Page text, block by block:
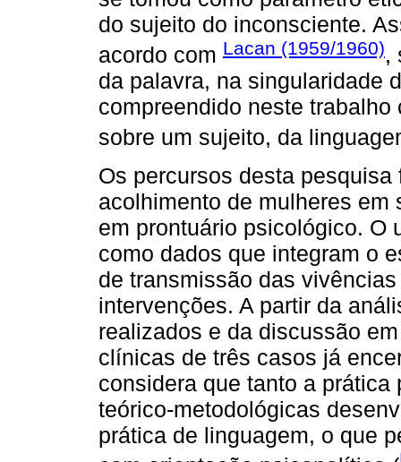
do sujeito do inconsciente.
acordo com Lacan (1959/1960),
da palavra, na singularidade
compreendido neste
sobre um sujeito, da
Os percursos desta
acolhimento de mulheres
em prontuário psicológico. O
como dados que integram o
de transmissão das
intervenções. A partir da
realizados e da discussão
clínicas de três casos já
considera que tanto a
teórico-metodológicas
prática de linguagem, o que